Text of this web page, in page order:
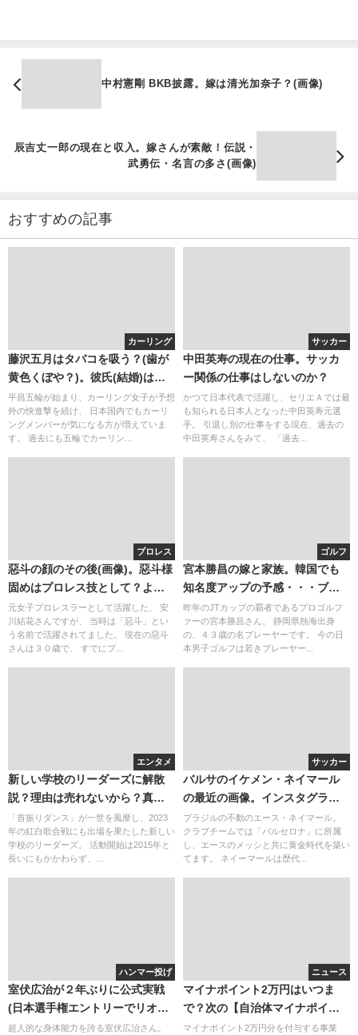
中村憲剛 BKB披露。嫁は清光加奈子？(画像)
辰吉丈一郎の現在と収入。嫁さんが素敵！伝説・
武勇伝・名言の多さ(画像)
おすすめの記事
カーリング
藤沢五月はタバコを吸う？(歯が
黄色くぼや？)。彼氏(結婚)は？
かわいいので韓国で人気！(画像)
平昌五輪が始まり、カーリング女子が予想
外の快進撃を続け、 日本国内でもカーリ
ングメンバーが気になる方が増えていま
す。 過去にも五輪でカーリン...
サッカー
中田英寿の現在の仕事。サッカ
ー関係の仕事はしないのか？
かつて日本代表で活躍し、セリエＡでは最
も知られる日本人となった中田英寿元選
手。 引退し別の仕事をする現在、過去の
中田英寿さんをみて、 「過去...
プロレス
惡斗の顔のその後(画像)。惡斗様
固めはプロレス技として？よし
この現在・・
元女子プロレスラーとして活躍した、 安
川結花さんですが、 当時は「惡斗」とい
う名前で活躍されてました。 現在の惡斗
さんは３０歳で、 すでにプ...
ゴルフ
宮本勝昌の嫁と家族。韓国でも
知名度アップの予感・・・ブロ
グ炎上は噂？
昨年のJTカップの覇者であるプロゴルフ
ァーの宮本勝昌さん。 静岡県熱海出身
の、４３歳の名プレーヤーです。 今の日
本男子ゴルフは若きプレーヤー...
エンタメ
新しい学校のリーダーズに解散
説？理由は売れないから？真相
を調査！
「首振りダンス」が一世を風靡し、2023
年の紅白歌合戦にも出場を果たした新しい
学校のリーダーズ。 活動開始は2015年と
長いにもかかわらず、...
サッカー
バルサのイケメン・ネイマール
の最近の画像。インスタグラム
のアカウントには彼女も登場？
ブラジルの不動のエース・ネイマール。
クラブチームでは「バルセロナ」に所属
し、エースのメッシと共に黄金時代を築い
てます。 ネイーマールは歴代...
ハンマー投げ
室伏広治が２年ぶりに公式実戦
(日本選手権エントリーでリオ五
輪)。母のセラフィナさんとの関
超人的な身体能力を誇る室伏広治さん。
ニュース
マイナポイント2万円はいつま
で？次の【自治体マイナポイン
ト事業】とは？
マイナポイント2万円分を付与する事業